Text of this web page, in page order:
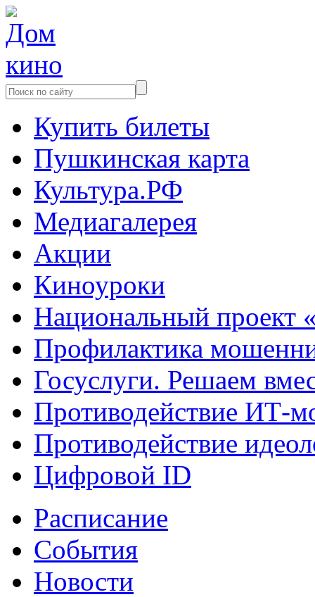
Купить билеты
Пушкинская карта
Культура.РФ
Медиагалерея
Акции
Киноуроки
Национальный проект
Профилактика
Госуслуги. Решаем
Противодействие ИТ-
Противодействие
Цифровой ID
Расписание
События
Новости